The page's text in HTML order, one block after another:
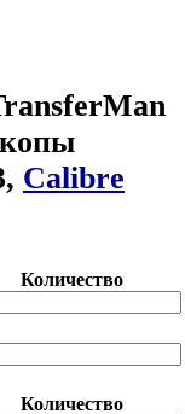
Calibre
Количество
Количество